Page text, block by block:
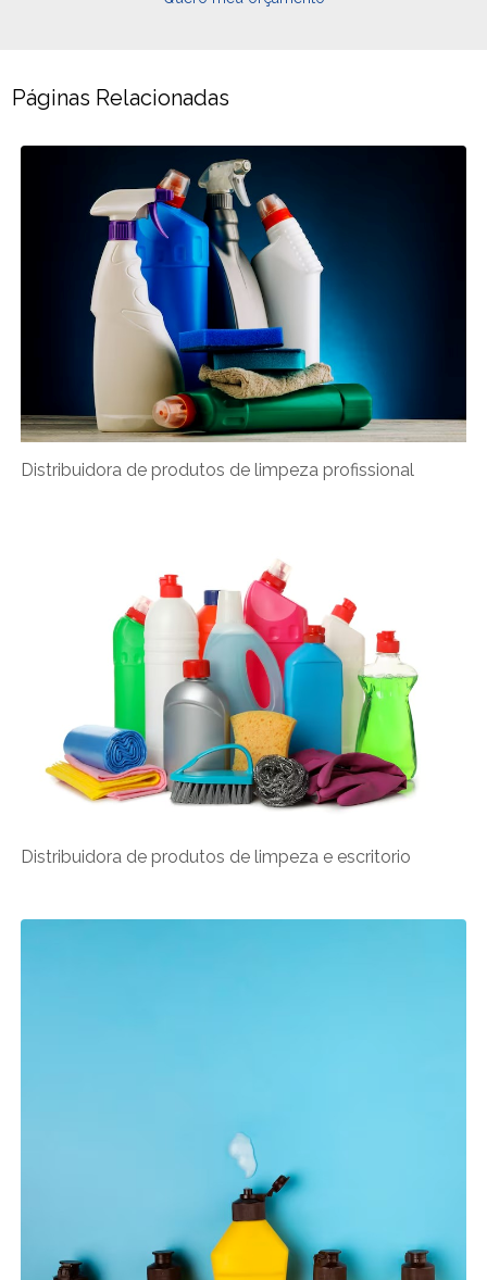
Páginas Relacionadas
Distribuidora de produtos de limpeza profissional
Distribuidora de produtos de limpeza e escritorio